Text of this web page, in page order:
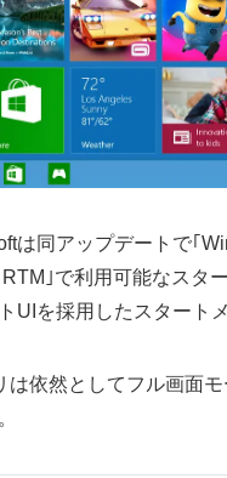
は同アップデートで｢
｣で利用可能なスタ
UIを採用したスタート
は依然としてフル画面